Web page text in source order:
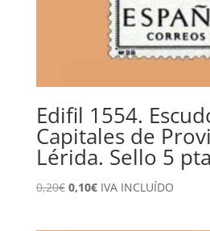
Edifil 1554.
Capitales de
Lérida. Sello 5
0,20€ El
0,10€ElIVA INCLUÍDO